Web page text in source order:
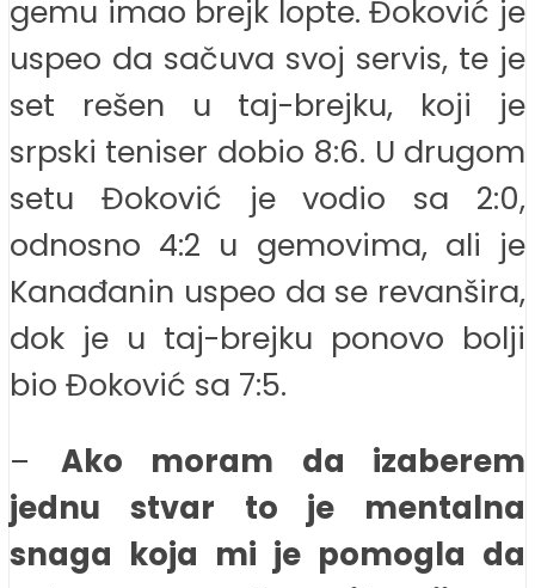
gemu imao brejk lopte. Đoković je
uspeo da sačuva svoj servis, te je
set rešen u taj-brejku, koji je
srpski teniser dobio 8:6. U drugom
setu Đoković je vodio sa 2:0,
odnosno 4:2 u gemovima, ali je
Kanađanin uspeo da se revanšira,
dok je u taj-brejku ponovo bolji
bio Đoković sa 7:5.
– Ako moram da izaberem
jednu stvar to je mentalna
snaga koja mi je pomogla da